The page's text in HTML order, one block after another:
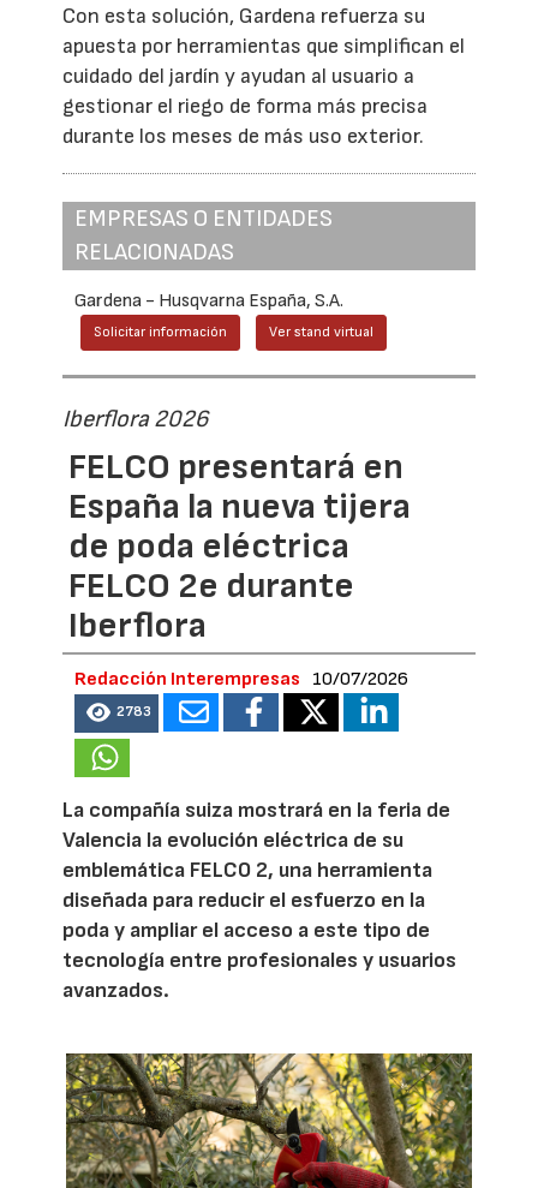
Con esta solución, Gardena refuerza su
apuesta por herramientas que simplifican el
cuidado del jardín y ayudan al usuario a
gestionar el riego de forma más precisa
durante los meses de más uso exterior.
EMPRESAS O ENTIDADES
RELACIONADAS
Gardena - Husqvarna España, S.A.
Solicitar información Ver stand virtual
Iberflora 2026
FELCO presentará en
España la nueva tijera
de poda eléctrica
FELCO 2e durante
Iberflora
Redacción Interempresas 10/07/2026
2783
La compañía suiza mostrará en la feria de
Valencia la evolución eléctrica de su
emblemática FELCO 2, una herramienta
diseñada para reducir el esfuerzo en la
poda y ampliar el acceso a este tipo de
tecnología entre profesionales y usuarios
avanzados.